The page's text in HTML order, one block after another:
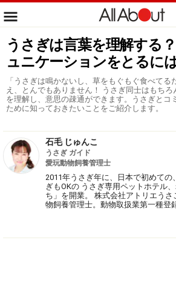
うさぎは言葉を理解する
ュニケーションをとるに
「うさぎは鳴かないし、草をもぐもぐ食べてる
え、とんでもありません！ うさぎ同士はもち
を理解し、意思の疎通ができます。うさぎとコ
ために知っておきたいことをご紹介します。
石毛 じゅんこ
うさぎ ガイド
愛玩動物飼養管理士
2011年うさぎ年に、日本で初めての
ぎもOKの うさぎ専用ペットホテル
ち」を開業。 株式会社アトリエう
物飼養管理士。動物取扱業第一種登